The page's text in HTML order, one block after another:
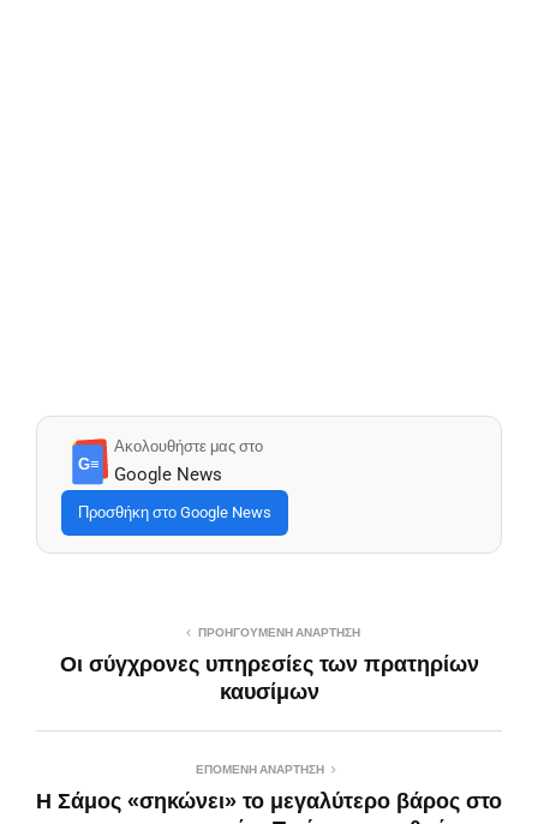
G≡
Ακολουθήστε μας στο
Google News
Προσθήκη στο Google News
ΠΡΟΗΓΟΎΜΕΝΗ ΑΝΆΡΤΗΣΗ
Οι σύγχρονες υπηρεσίες των πρατηρίων
καυσίμων
ΕΠΌΜΕΝΗ ΑΝΆΡΤΗΣΗ
Η Σάμος «σηκώνει» το μεγαλύτερο βάρος στο